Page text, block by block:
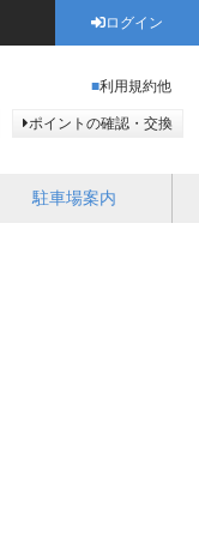
ログイン
利用規約他
ポイントの確認・交換
駐車場案内